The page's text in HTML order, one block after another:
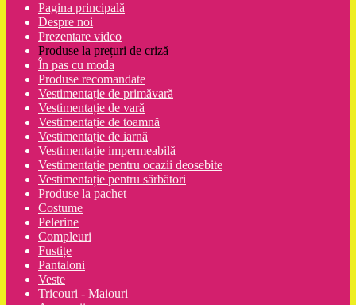
Pagina principală
Despre noi
Prezentare video
Produse la prețuri de criză
În pas cu moda
Produse recomandate
Vestimentație de primăvară
Vestimentație de vară
Vestimentație de toamnă
Vestimentație de iarnă
Vestimentație impermeabilă
Vestimentație pentru ocazii deosebite
Vestimentație pentru sărbători
Produse la pachet
Costume
Pelerine
Compleuri
Fustițe
Pantaloni
Veste
Tricouri - Maiouri